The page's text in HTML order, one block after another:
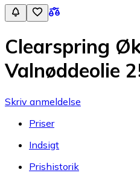
Clearspring
Valnøddeolie
Skriv anmeldelse
Priser
Indsigt
Prishistorik